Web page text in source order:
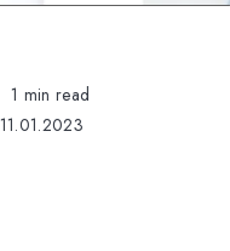
1 min read
11.01.2023